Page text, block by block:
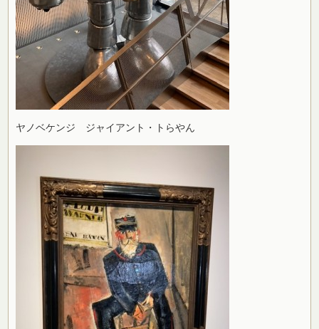
ヤノベケンジ ジャイアント・トらやん